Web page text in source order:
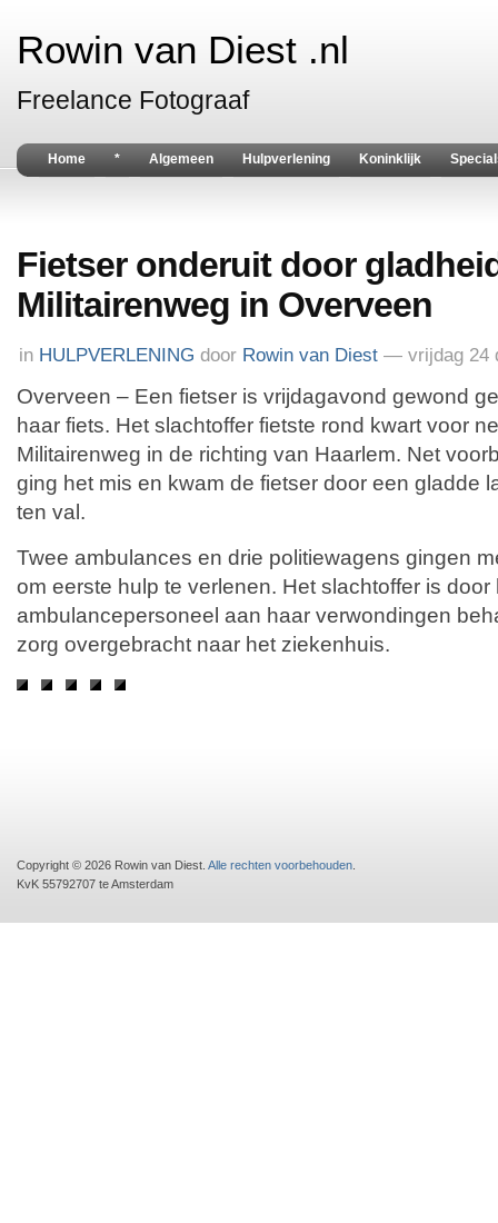
Rowin van Diest .nl
Freelance Fotograaf
Home * Algemeen Hulpverlening Koninklijk
Fietser onderuit door
Militairenweg in Overveen
in HULPVERLENING door Rowin van Diest — vrijdag 24
Overveen – Een fietser is vrijdagavond gewond
haar fiets. Het slachtoffer fietste rond kwart voor
Militairenweg in de richting van Haarlem. Net
ging het mis en kwam de fietser door een gladde
ten val.
Twee ambulances en drie politiewagens gingen
om eerste hulp te verlenen. Het slachtoffer is door
ambulancepersoneel aan haar verwondingen
zorg overgebracht naar het ziekenhuis.
Copyright © 2026 Rowin van Diest. Alle rechten voorbehouden
KvK 55792707 te Amsterdam